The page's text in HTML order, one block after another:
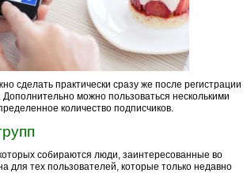
сделать практически сразу же после регистрации
можно пользоваться несколькими
количество подписчиков.
собираются люди, заинтересованные во
для тех пользователей, которые только недавно